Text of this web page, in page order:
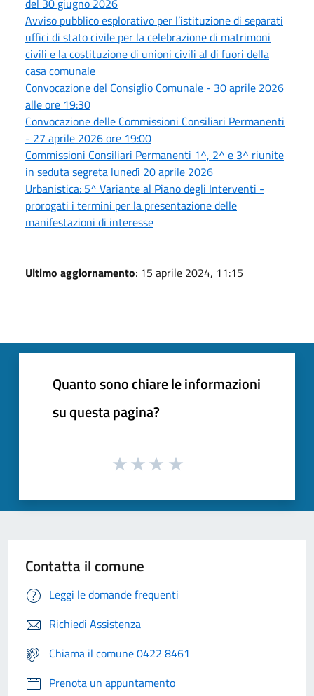
Avviso pubblico esplorativo per l’istituzione di separati
uffici di stato civile per la celebrazione di matrimoni
civili e la costituzione di unioni civili al di fuori della
casa comunale
Convocazione del Consiglio Comunale - 30 aprile 2026
alle ore 19:30
Convocazione delle Commissioni Consiliari Permanenti
- 27 aprile 2026 ore 19:00
Commissioni Consiliari Permanenti 1^, 2^ e 3^ riunite
in seduta segreta lunedì 20 aprile 2026
Urbanistica: 5^ Variante al Piano degli Interventi -
prorogati i termini per la presentazione delle
manifestazioni di interesse
Ultimo aggiornamento: 15 aprile 2024, 11:15
Quanto sono chiare le informazioni
su questa pagina?
Contatta il comune
Leggi le domande frequenti
Richiedi Assistenza
Chiama il comune 0422 8461
Prenota un appuntamento